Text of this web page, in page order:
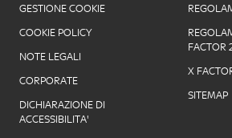
GESTIONE COOKIE
COOKIE POLICY
NOTE LEGALI
CORPORATE
DICHIARAZIONE DI
ACCESSIBILITA'
FACTOR
X
SITEMAP